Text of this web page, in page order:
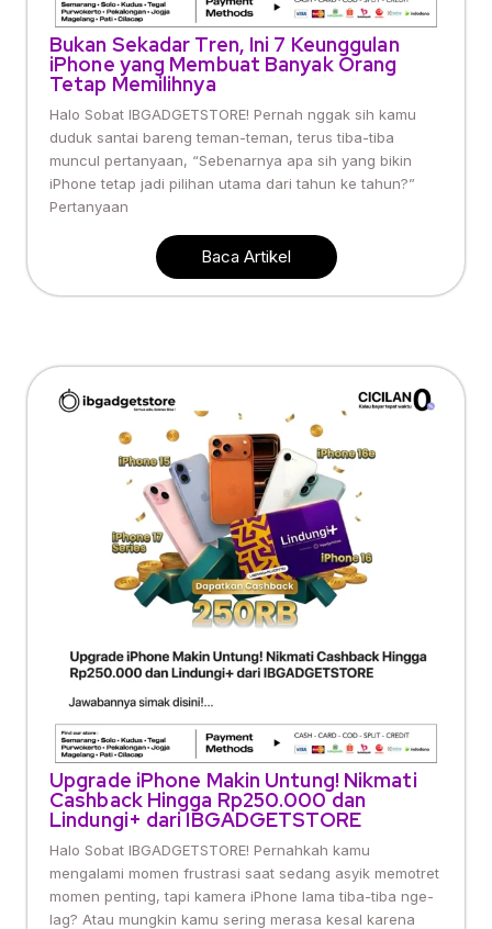
Bukan Sekadar Tren, Ini 7 Keunggulan
iPhone yang Membuat Banyak Orang
Tetap Memilihnya
Halo Sobat IBGADGETSTORE! Pernah nggak sih kamu
duduk santai bareng teman-teman, terus tiba-tiba
muncul pertanyaan, “Sebenarnya apa sih yang bikin
iPhone tetap jadi pilihan utama dari tahun ke tahun?”
Pertanyaan
Baca Artikel
Upgrade iPhone Makin Untung! Nikmati
Cashback Hingga Rp250.000 dan
Lindungi+ dari IBGADGETSTORE
Halo Sobat IBGADGETSTORE! Pernahkah kamu
mengalami momen frustrasi saat sedang asyik memotret
momen penting, tapi kamera iPhone lama tiba-tiba nge-
lag? Atau mungkin kamu sering merasa kesal karena